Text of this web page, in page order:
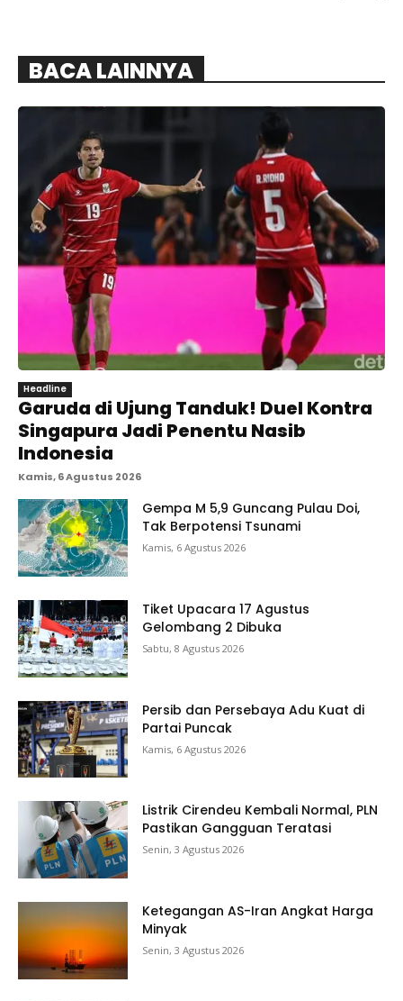
BACA LAINNYA
Headline
Garuda di Ujung Tanduk! Duel Kontra
Singapura Jadi Penentu Nasib
Indonesia
Kamis, 6 Agustus 2026
Gempa M 5,9 Guncang Pulau Doi,
Tak Berpotensi Tsunami
Kamis, 6 Agustus 2026
Tiket Upacara 17 Agustus
Gelombang 2 Dibuka
Sabtu, 8 Agustus 2026
Persib dan Persebaya Adu Kuat di
Partai Puncak
Kamis, 6 Agustus 2026
Listrik Cirendeu Kembali Normal, PLN
Pastikan Gangguan Teratasi
Senin, 3 Agustus 2026
Ketegangan AS-Iran Angkat Harga
Minyak
Senin, 3 Agustus 2026